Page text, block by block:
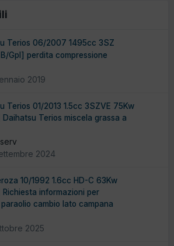
Terios 06/2007 1495cc 3SZ
Gpl] perdita compressione
2019
Terios 01/2013 1.5cc 3SZVE 75Kw
Daihatsu Terios miscela grassa a
2024
10/1992 1.6cc HD-C 63Kw
Richiesta informazioni per
cambio lato campana
2025